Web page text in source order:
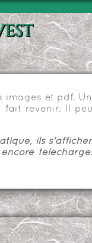
images et pdf.
fait revenir. Il
ils